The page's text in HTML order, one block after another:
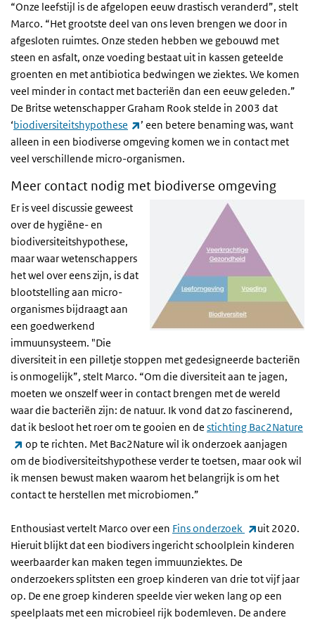
“Onze leefstijl is de afgelopen eeuw drastisch veranderd”, stelt
Marco. “Het grootste deel van ons leven brengen we door in
afgesloten ruimtes. Onze steden hebben we gebouwd met
steen en asfalt, onze voeding bestaat uit in kassen geteelde
groenten en met antibiotica bedwingen we ziektes. We komen
veel minder in contact met bacteriën dan een eeuw geleden.”
De Britse wetenschapper Graham Rook stelde in 2003 dat
‘biodiversiteitshypothese (externe link)
’ een betere benaming was, want
alleen in een biodiverse omgeving komen we in contact met
veel verschillende micro-organismen.
Meer contact nodig met biodiverse omgeving
Er is veel discussie geweest
over de hygiëne- en
biodiversiteitshypothese,
maar waar wetenschappers
het wel over eens zijn, is dat
blootstelling aan micro-
organismes bijdraagt aan
een goedwerkend
immuunsysteem. "Die
diversiteit in een pilletje stoppen met gedesigneerde bacteriën
is onmogelijk”, stelt Marco. “Om die diversiteit aan te jagen,
moeten we onszelf weer in contact brengen met de wereld
waar die bacteriën zijn: de natuur. Ik vond dat zo fascinerend,
dat ik besloot het roer om te gooien en de stichting Bac2Nature
(externe link)
op te richten. Met Bac2Nature wil ik onderzoek aanjagen
om de biodiversiteitshypothese verder te toetsen, maar ook wil
ik mensen bewust maken waarom het belangrijk is om het
contact te herstellen met microbiomen.”
Enthousiast vertelt Marco over een Fins onderzoek (externe
uit 2020.
Hieruit blijkt dat een biodivers ingericht schoolplein kinderen
weerbaarder kan maken tegen immuunziektes. De
onderzoekers splitsten een groep kinderen van drie tot vijf jaar
op. De ene groep kinderen speelde vier weken lang op een
speelplaats met een microbieel rijk bodemleven. De andere